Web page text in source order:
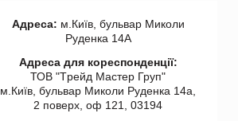
Адреса: м.Київ, бульвар Миколи
Руденка 14А
Адреса для кореспонденції:
ТОВ "Tрейд Мастер Груп"
м.Київ, бульвар Миколи Руденка 14а,
2 поверх, оф 121, 03194